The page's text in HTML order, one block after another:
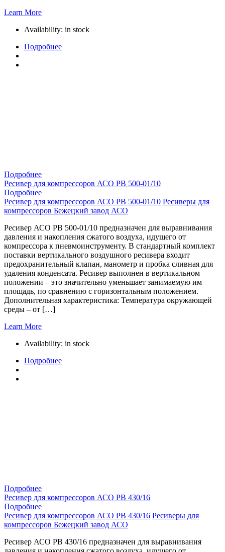
Learn More
Availability: in stock
Подробнее
Подробнее
Ресивер для компрессоров АСО РВ 500-01/10
Подробнее
Ресивер для компрессоров АСО РВ 500-01/10 Ресиверы для
компрессоров Бежецкий завод АСО
Ресивер АСО РВ 500-01/10 предназначен для выравнивания
давления и накопления сжатого воздуха, идущего от
компрессора к пневмоинструменту. В стандартный комплект
поставки вертикального воздушного ресивера входит
предохранительный клапан, манометр и пробка сливная для
удаления конденсата. Ресивер выполнен в вертикальном
положении – это значительно уменьшает занимаемую им
площадь, по сравнению с горизонтальным положением.
Дополнительная характеристика: Температура окружающей
среды – от […]
Learn More
Availability: in stock
Подробнее
Подробнее
Ресивер для компрессоров АСО РВ 430/16
Подробнее
Ресивер для компрессоров АСО РВ 430/16 Ресиверы для
компрессоров Бежецкий завод АСО
Ресивер АСО РВ 430/16 предназначен для выравнивания